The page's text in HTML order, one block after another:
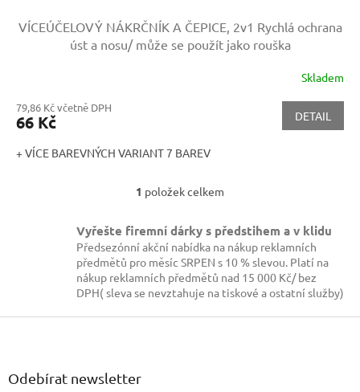
VÍCEÚČELOVÝ NÁKRČNÍK A ČEPICE, 2v1 Rychlá ochrana
úst a nosu/ může se použít jako rouška
Skladem
79,86 Kč včetně DPH
66 Kč DETAIL
+ VÍCE BAREVNÝCH VARIANT 7 BAREV
O
l
á
d
a
c
p
1 položek celkem
Vyřešte firemní dárky s předstihem a v klidu
Předsezónní akční nabídka na nákup reklamních
předmětů pro měsíc SRPEN s 10 % slevou. Platí na
nákup reklamních předmětů nad 15 000 Kč/ bez
DPH( sleva se nevztahuje na tiskové a ostatní služby)
Z
Odebírat newsletter